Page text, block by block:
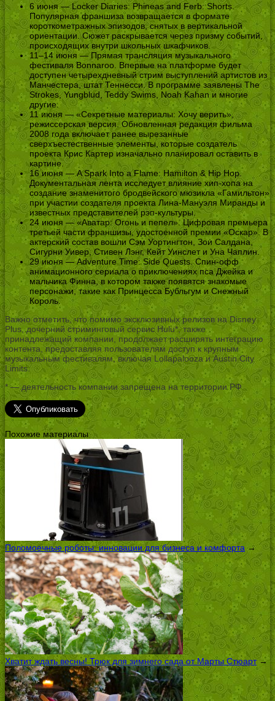
6 июня — Locker Diaries: Phineas and Ferb: Shorts.
Популярная франшиза возвращается в формате
короткометражных эпизодов, снятых в вертикальной
ориентации. Сюжет раскрывается через призму событий,
происходящих внутри школьных шкафчиков.
11–14 июня — Прямая трансляция музыкального
фестиваля Bonnaroo. Впервые на платформе будет
доступен четырехдневный стрим выступлений артистов из
Манчестера, штат Теннесси. В программе заявлены The
Strokes, Yungblud, Teddy Swims, Noah Kahan и многие
другие.
11 июня — «Секретные материалы: Хочу верить»,
режиссерская версия. Обновленная редакция фильма
2008 года включает ранее вырезанные
сверхъестественные элементы, которые создатель
проекта Крис Картер изначально планировал оставить в
картине.
16 июня — A Spark Into a Flame: Hamilton & Hip Hop.
Документальная лента исследует влияние хип-хопа на
создание знаменитого бродвейского мюзикла «Гамильтон»
при участии создателя проекта Лина-Мануэля Миранды и
известных представителей рэп-культуры.
24 июня — «Аватар: Огонь и пепел». Цифровая премьера
третьей части франшизы, удостоенной премии «Оскар». В
актерский состав вошли Сэм Уортингтон, Зои Салдана,
Сигурни Уивер, Стивен Лэнг, Кейт Уинслет и Уна Чаплин.
29 июня — Adventure Time: Side Quests. Спин-офф
анимационного сериала о приключениях пса Джейка и
мальчика Финна, в котором также появятся знакомые
персонажи, такие как Принцесса Бубльгум и Снежный
Король.
Важно отметить, что помимо эксклюзивных релизов на Disney
Plus, дочерний стриминговый сервис Hulu*, также
принадлежащий компании, продолжает расширять интеграцию
контента, предоставляя пользователям доступ к крупным
музыкальным фестивалям, включая Lollapalooza и Austin City
Limits.
* — деятельность компании запрещена на территории РФ
Похожие материалы
Поломоечные роботы: инновации для бизнеса и комфорта →
Хватит ждать весны! Трюк для зимнего сада от Марты Стюарт→